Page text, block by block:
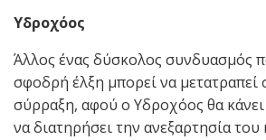
Υδροχόος
Άλλος ένας δύσκολος συνδυασμός
σφοδρή έλξη μπορεί να μετατραπεί
σύρραξη, αφού ο Υδροχόος θα κάνει
να διατηρήσει την ανεξαρτησία του